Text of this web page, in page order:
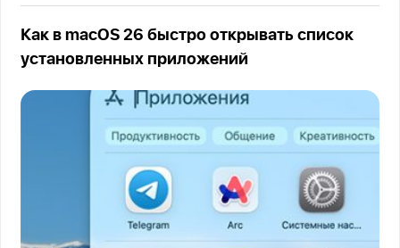
Как в macOS 26 быстро открывать список
установленных приложений